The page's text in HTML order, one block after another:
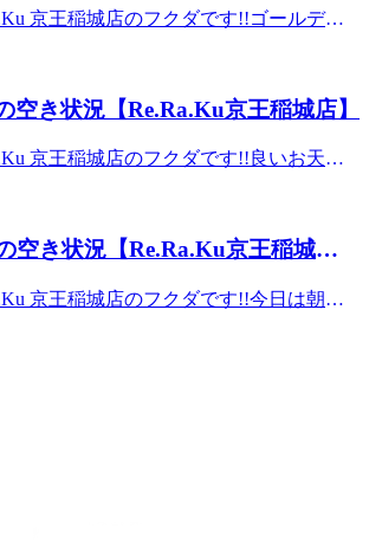
をお疲れ具合で自由に選ぶことができ
円ルーツストレッチ50分コース 6,600円
(木)の空き状況☆12:30～19:30までご案
・☆★☆マッサージよりも気持ち
京王稲城店営業時間:11時～20時〒206-
東長沼3107-4 京王リトナード稲城4階
きます。70分コースは、体勢の横向きが
レッチすることによって、徹底的にケア
しくは50分にオプションメニューをつけ
をさらに重点的にケアをするのがおすす
をお疲れ具合で自由に選ぶことができ
円ルーツストレッチ50分コース 6,600円
(月)の空き状況☆13:00～18:15までご案内
・☆★☆マッサージよりも気持ち
京王稲城店営業時間:11時～20時〒206-
長沼3107-4 京王リトナード稲城4階
京王稲城店のフクダです!!ゴールデン
か?最近はお天気のばらつきがあって体
気をつけください。本日のおすすめはオ
。足裏を中心に足全体をほぐしていきま
ることが期待できます。そしてリンパの
廃物が排出されやすくなるので足のだる
キャンペーンを行っています!スクラブ
ーム(みかんの香り)を使って、すべすべ
と導きます。京王稲城店では、このキャ
ラブで心も身体もスッキリ!ぜひご利用
ス 4,950円オイルフットケア60分コース
です。ペアでのご案内☆17:00～ご案内
・☆★☆マッサージ
『肩甲骨ケア&amp;ストレッチ』を取り入
き状況【Re.Ra.Ku京王稲城店】
京王稲城店のフクダです!!良いお天気
ルフットケアです。足裏を中心に足全体
。筋肉の強張りをほぐし、血流のめぐり
、腰痛を緩和させることが期待できま
り、ローズマリーを中心とした香り、ラ
りがございます。疲れが溜まっている
リラックスしたい方、当店のオイル
れと心を癒しませんか?料金オイルフッ
円オイルフットケア40分コース 4,950
60分コース 7,150円皆様のご来店を心よ
ご案内も可能で
空き状況【Re.Ra.Ku京王稲城
京王稲城店のフクダです!!今日は朝か
ですね。暖かくしてお過ごしください。
っとアイヘッドを含めた温活セットコー
ッドは、ホットピローを使って目元を
す。温めながらすることで固くなった筋
す!特にデスクワークや疲れ目の解消に